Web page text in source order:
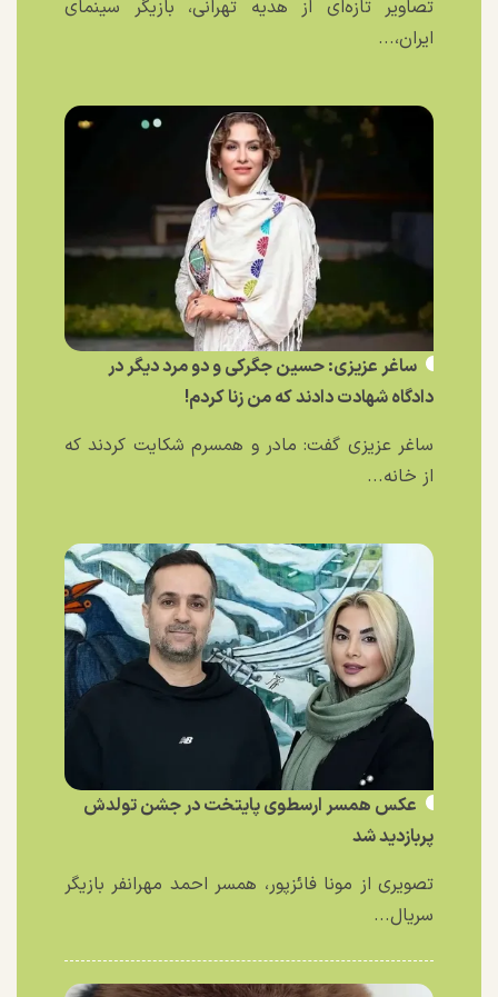
تصاویر تازه‌ای از هدیه تهرانی، بازیگر سینمای
ایران،...
ساغر عزیزی: حسین جگرکی و دو مرد دیگر در
دادگاه شهادت دادند که من زنا کردم!
ساغر عزیزی گفت: مادر و همسرم شکایت کردند که
از خانه...
عکس همسر ارسطوی پایتخت در جشن تولدش
پربازدید شد
تصویری از مونا فائزپور، همسر احمد مهرانفر بازیگر
سریال...